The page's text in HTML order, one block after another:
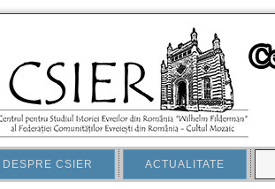
DESPRE CSIER ACTUALITATE